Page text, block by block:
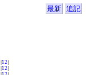
最新 追記
|12|
|12|